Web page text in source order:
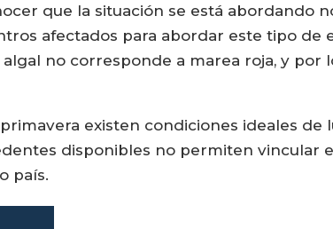
que la situación se está abordando
afectados para abordar este tipo de
no corresponde a marea roja, y por
existen condiciones ideales
disponibles no permiten vincular
país.